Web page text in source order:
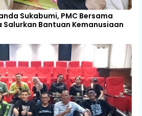
Sukabumi, PMC Bersama
Salurkan Bantuan Kemanusiaan